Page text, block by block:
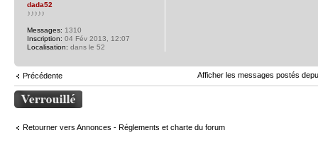
dada52
♪♪♪♪♪
Messages: 1310
Inscription: 04 Fév 2013, 12:07
Localisation: dans le 52
Précédente Afficher les messages postés
Sujet verrouillé
Retourner vers Annonces - Réglements et charte du forum